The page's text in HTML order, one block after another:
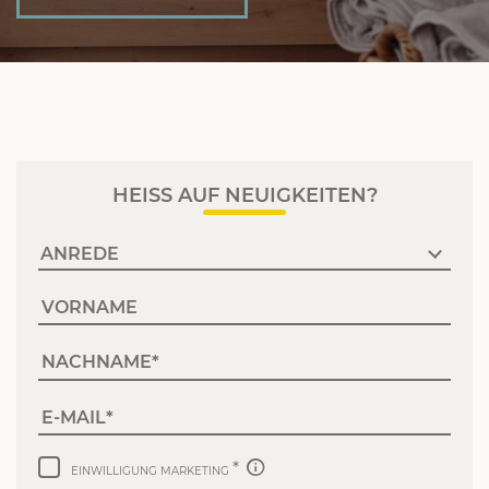
HEISS AUF NEUIGKEITEN?
VORNAME
NACHNAME
E-MAIL
EINWILLIGUNG MARKETING